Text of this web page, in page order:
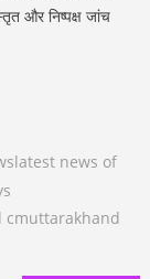
और निष्पक्ष जांच
latest news of
cmuttarakhand